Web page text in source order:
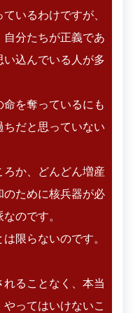
いるわけですが、
自分たちが正義であ
い込んでいる人が多
を奪っているにも
だと思っていない
か、どんどん増産
のために核兵器が必
のです。
限らないのです。
ることなく、本当
ってはいけないこ